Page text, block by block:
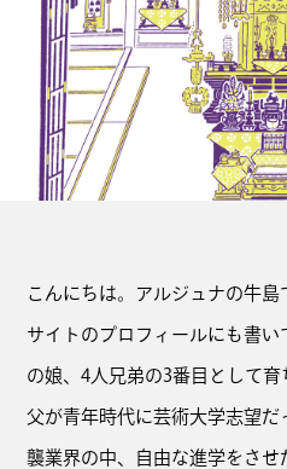
こんにちは。アルジュナの牛島
サイトのプロフィールにも書
の娘、4人兄弟の3番目として育
父が青年時代に芸術大学志望
襲業界の中、自由な進学をさ